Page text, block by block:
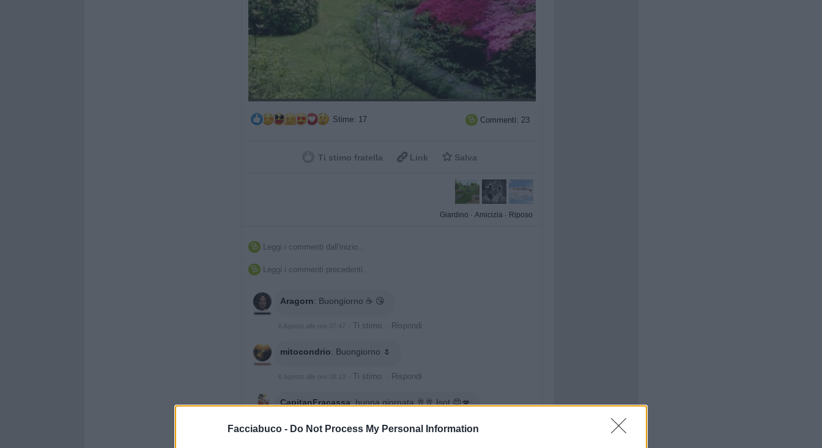
Facciabuco - Do Not Process My Personal Information
Stime: 17  Commenti: 23
Ti stimo fratella  Link  Salva
Giardino · Amicizia · Riposo
 Leggi i commenti dall'inizio...
 Leggi i commenti precedenti...
Aragorn: Buongiorno ☕️ 😘
6 Agosto alle ore 07:47 Ti stimo Rispondi
mitocondrio: Buongiorno 🌷
6 Agosto alle ore 08:13 Ti stimo Rispondi
CapitanFracassa: buona giornata 🥂🥂 Isot 😍💋
6 Agosto alle ore 10:10·Ti stimo ·Rispondi